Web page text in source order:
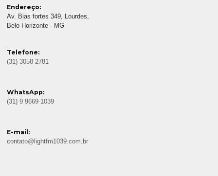
Endereço:
Av. Bias fortes 349, Lourdes,
Belo Horizonte - MG
Telefone:
(31) 3058-2781
WhatsApp:
(31) 9 9669-1039
E-mail:
contato@lightfm1039.com.br